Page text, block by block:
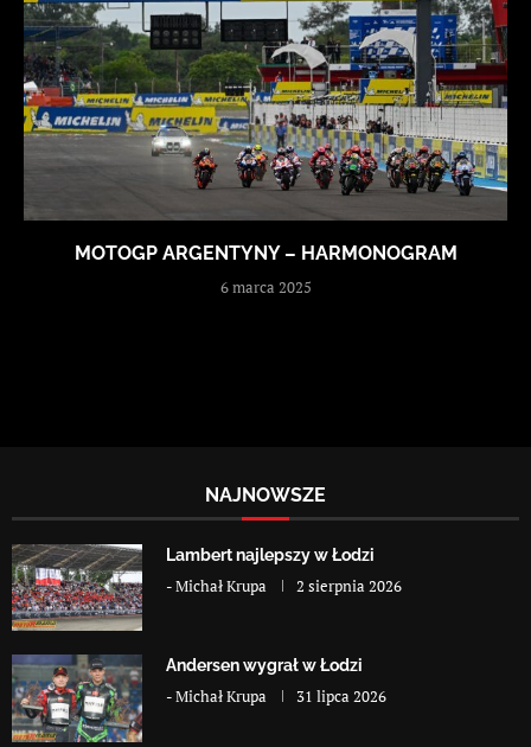
MOTOGP ARGENTYNY – HARMONOGRAM
6 marca 2025
NAJNOWSZE
Lambert najlepszy w Łodzi
-Michał Krupa 2 sierpnia 2026
Andersen wygrał w Łodzi
-Michał Krupa 31 lipca 2026